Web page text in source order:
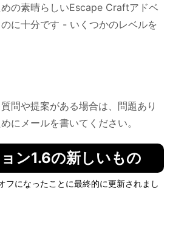
の素晴らしいEscape Craftアドベ
に十分です - いくつかのレベルを
問や提案がある場合は、問題あり
にメールを書いてください。
ン1.6の新しいもの
フになったことに最終的に更新されまし